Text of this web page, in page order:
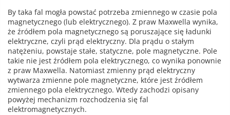
By taka fal mogła powstać potrzeba zmiennego w czasie pola
magnetycznego (lub elektrycznego). Z praw Maxwella wynika,
że źródłem pola magnetycznego są poruszające się ładunki
elektryczne, czyli prąd elektryczny. Dla prądu o stałym
natężeniu, powstaje stałe, statyczne, pole magnetyczne. Pole
takie nie jest źródłem pola elektrycznego, co wynika ponownie
z praw Maxwella. Natomiast zmienny prąd elektryczny
wytwarza zmienne pole magnetyczne, które jest źródłem
zmiennego pola elektrycznego. Wtedy zachodzi opisany
powyżej mechanizm rozchodzenia się fal
elektromagnetycznych.